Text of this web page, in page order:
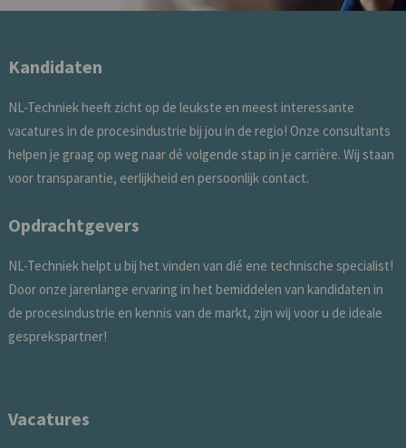
Kandidaten
NL-Techniek heeft zicht op de leukste en meest interessante
vacatures in de procesindustrie bij jou in de regio! Onze consultants
helpen je graag op weg naar dé volgende stap in je carrière. Wij staan
voor transparantie, eerlijkheid en persoonlijk contact.
Opdrachtgevers
NL-Techniek helpt u bij het vinden van dié ene technische specialist!
Door onze jarenlange ervaring in het bemiddelen van kandidaten in
de procesindustrie en kennis van de markt, zijn wij voor u de ideale
gesprekspartner!
Vacatures